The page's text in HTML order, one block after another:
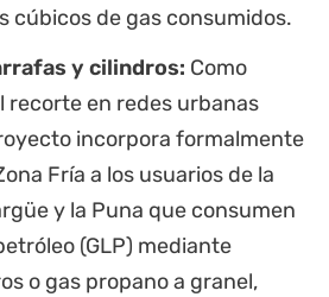
cúbicos de gas consumidos.
y cilindros: Como
recorte en redes urbanas
incorpora formalmente
Fría a los usuarios de la
y la Puna que consumen
(GLP) mediante
o gas propano a granel,